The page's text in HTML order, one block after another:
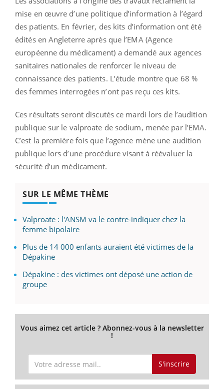
mise en œuvre d’une politique d’information à l’égard
des patients. En février, des kits d’information ont été
édités en Angleterre après que l’EMA (Agence
européenne du médicament) a demandé aux agences
sanitaires nationales de renforcer le niveau de
connaissance des patients. L’étude montre que 68 %
des femmes interrogées n’ont pas reçu ces kits.
Ces résultats seront discutés ce mardi lors de l’audition
publique sur le valproate de sodium, menée par l’EMA.
C’est la première fois que l’agence mène une audition
publique lors d’une procédure visant à réévaluer la
sécurité d’un médicament.
SUR LE MÊME THÈME
Valproate : l'ANSM va le contre-indiquer chez la
femme bipolaire
Plus de 14 000 enfants auraient été victimes de la
Dépakine
Dépakine : des victimes ont déposé une action de
groupe
Vous aimez cet article ? Abonnez-vous à la newsletter
!
S'inscrire